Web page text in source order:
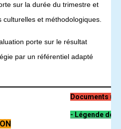
sur la durée du trimestre et
culturelles et méthodologiques
porte sur le résultat
par un référentiel adapté
Documents
- Légende de